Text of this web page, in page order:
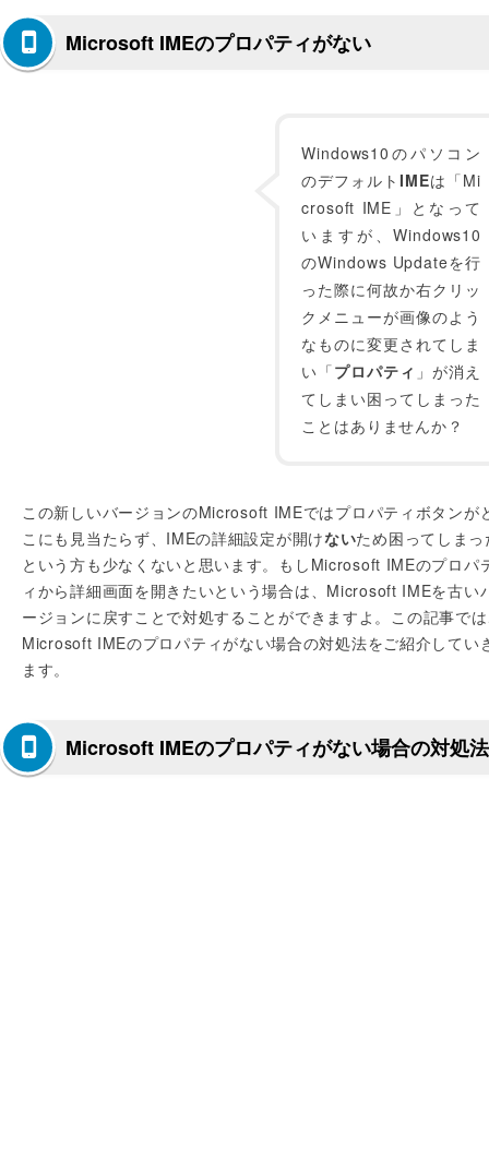
Microsoft IMEのプロパティがない
Windows10のパソコン
のデフォルトIMEは「Mi
crosoft IME」となって
いますが、Windows10
のWindows Updateを行
った際に何故か右クリッ
クメニューが画像のよう
なものに変更されてしま
い「プロパティ 」が消え
てしまい困ってしまった
ことはありませんか？
この新しいバージョンのMicrosoft IMEではプロパティボタンが
こにも見当たらず、IMEの詳細設定が開けないため困ってしまっ
という方も少なくないと思います。もしMicrosoft IMEのプロパ
ィから詳細画面を開きたいという場合は、Microsoft IMEを古い
ージョンに戻すことで対処することができますよ。この記事で
Microsoft IMEのプロパティがない場合の対処法をご紹介してい
ます。
Microsoft IMEのプロパティがない場合の対処法